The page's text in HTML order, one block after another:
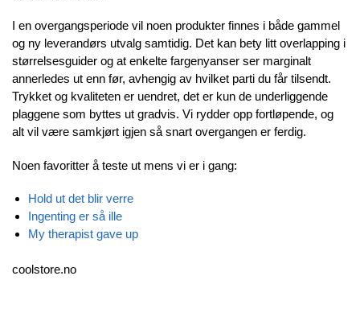
I en overgangsperiode vil noen produkter finnes i både gammel
og ny leverandørs utvalg samtidig. Det kan bety litt overlapping i
størrelsesguider og at enkelte fargenyanser ser marginalt
annerledes ut enn før, avhengig av hvilket parti du får tilsendt.
Trykket og kvaliteten er uendret, det er kun de underliggende
plaggene som byttes ut gradvis. Vi rydder opp fortløpende, og
alt vil være samkjørt igjen så snart overgangen er ferdig.
Noen favoritter å teste ut mens vi er i gang:
Hold ut det blir verre
Ingenting er så ille
My therapist gave up
coolstore.no